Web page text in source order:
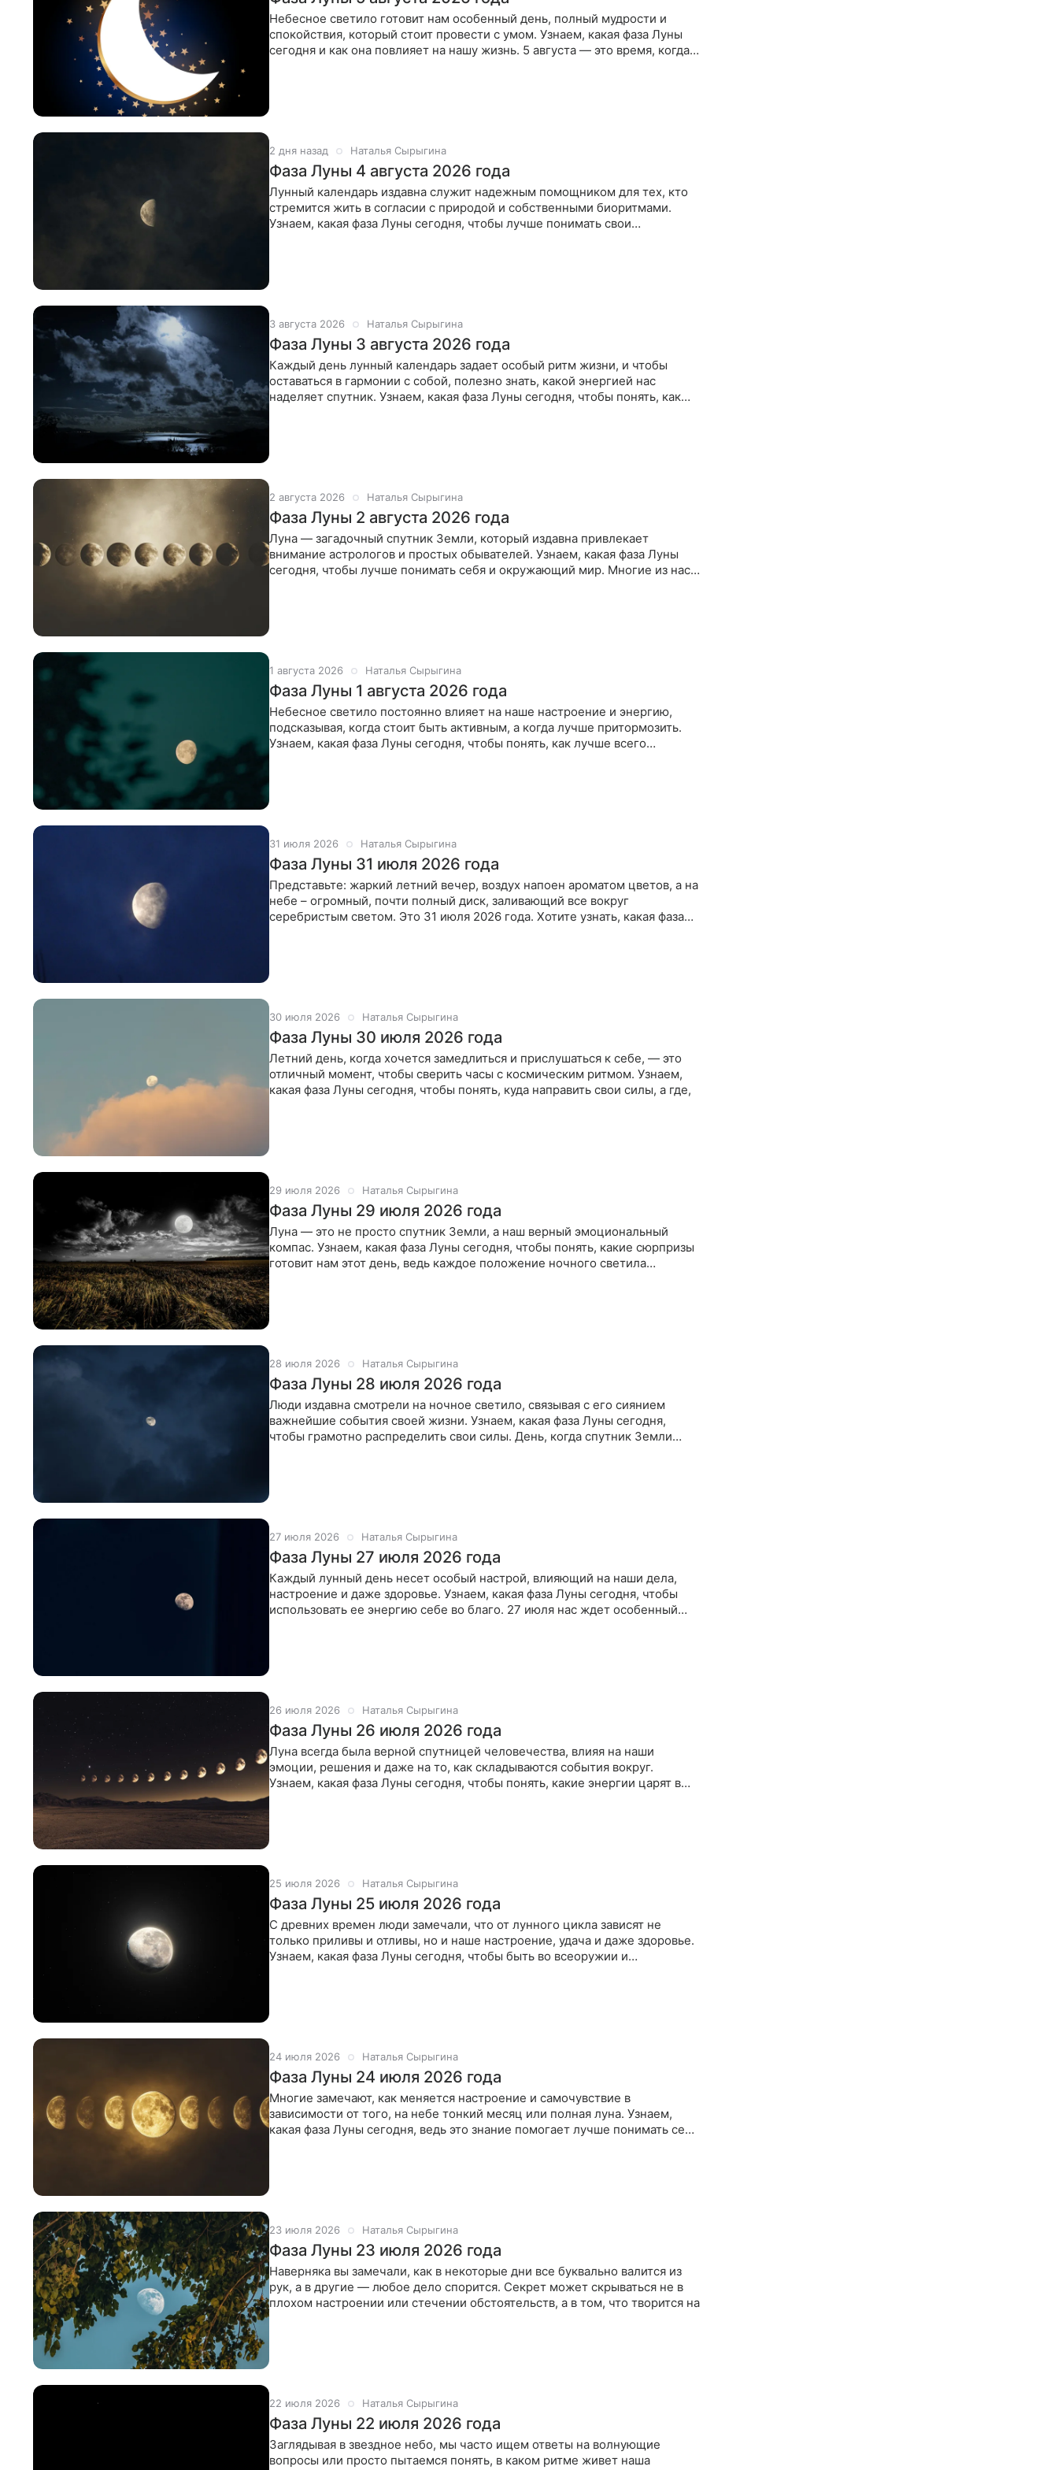
Небесное светило готовит нам особенный день, полный мудрости и
спокойствия, который стоит провести с умом. Узнаем, какая фаза Луны
сегодня и как она повлияет на нашу жизнь. 5 августа — это время, когда
2 дня назад Наталья Сырыгина
Фаза Луны 4 августа 2026 года
Лунный календарь издавна служит надежным помощником для тех, кто
стремится жить в согласии с природой и собственными биоритмами.
Узнаем, какая фаза Луны сегодня, чтобы лучше понимать свои
3 августа 2026 Наталья Сырыгина
Фаза Луны 3 августа 2026 года
Каждый день лунный календарь задает особый ритм жизни, и чтобы
оставаться в гармонии с собой, полезно знать, какой энергией нас
наделяет спутник. Узнаем, какая фаза Луны сегодня, чтобы понять, как
2 августа 2026 Наталья Сырыгина
Фаза Луны 2 августа 2026 года
Луна — загадочный спутник Земли, который издавна привлекает
внимание астрологов и простых обывателей. Узнаем, какая фаза Луны
сегодня, чтобы лучше понимать себя и окружающий мир. Многие из нас,
1 августа 2026 Наталья Сырыгина
Фаза Луны 1 августа 2026 года
Небесное светило постоянно влияет на наше настроение и энергию,
подсказывая, когда стоит быть активным, а когда лучше притормозить.
Узнаем, какая фаза Луны сегодня, чтобы понять, как лучше всего
31 июля 2026 Наталья Сырыгина
Фаза Луны 31 июля 2026 года
Представьте: жаркий летний вечер, воздух напоен ароматом цветов, а на
небе – огромный, почти полный диск, заливающий все вокруг
серебристым светом. Это 31 июля 2026 года. Хотите узнать, какая фаза
30 июля 2026 Наталья Сырыгина
Фаза Луны 30 июля 2026 года
Летний день, когда хочется замедлиться и прислушаться к себе, — это
отличный момент, чтобы сверить часы с космическим ритмом. Узнаем,
какая фаза Луны сегодня, чтобы понять, куда направить свои силы, а где,
29 июля 2026 Наталья Сырыгина
Фаза Луны 29 июля 2026 года
Луна — это не просто спутник Земли, а наш верный эмоциональный
компас. Узнаем, какая фаза Луны сегодня, чтобы понять, какие сюрпризы
готовит нам этот день, ведь каждое положение ночного светила
28 июля 2026 Наталья Сырыгина
Фаза Луны 28 июля 2026 года
Люди издавна смотрели на ночное светило, связывая с его сиянием
важнейшие события своей жизни. Узнаем, какая фаза Луны сегодня,
чтобы грамотно распределить свои силы. День, когда спутник Земли
27 июля 2026 Наталья Сырыгина
Фаза Луны 27 июля 2026 года
Каждый лунный день несет особый настрой, влияющий на наши дела,
настроение и даже здоровье. Узнаем, какая фаза Луны сегодня, чтобы
использовать ее энергию себе во благо. 27 июля нас ждет особенный
26 июля 2026 Наталья Сырыгина
Фаза Луны 26 июля 2026 года
Луна всегда была верной спутницей человечества, влияя на наши
эмоции, решения и даже на то, как складываются события вокруг.
Узнаем, какая фаза Луны сегодня, чтобы понять, какие энергии царят в
25 июля 2026 Наталья Сырыгина
Фаза Луны 25 июля 2026 года
С древних времен люди замечали, что от лунного цикла зависят не
только приливы и отливы, но и наше настроение, удача и даже здоровье.
Узнаем, какая фаза Луны сегодня, чтобы быть во всеоружии и
24 июля 2026 Наталья Сырыгина
Фаза Луны 24 июля 2026 года
Многие замечают, как меняется настроение и самочувствие в
зависимости от того, на небе тонкий месяц или полная луна. Узнаем,
какая фаза Луны сегодня, ведь это знание помогает лучше понимать себя
23 июля 2026 Наталья Сырыгина
Фаза Луны 23 июля 2026 года
Наверняка вы замечали, как в некоторые дни все буквально валится из
рук, а в другие — любое дело спорится. Секрет может скрываться не в
плохом настроении или стечении обстоятельств, а в том, что творится на
22 июля 2026 Наталья Сырыгина
Фаза Луны 22 июля 2026 года
Заглядывая в звездное небо, мы часто ищем ответы на волнующие
вопросы или просто пытаемся понять, в каком ритме живет наша